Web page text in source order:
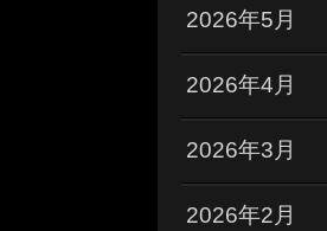
2026年5月
2026年4月
2026年3月
2026年2月